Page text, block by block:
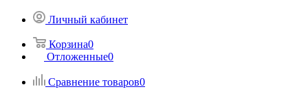
Личный кабинет
Корзина0
Отложенные0
Сравнение товаров0